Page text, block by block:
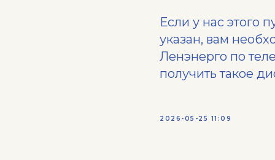
Если у нас этого
указан, вам
Ленэнерго по
получить такое
2026-05-25 11:09